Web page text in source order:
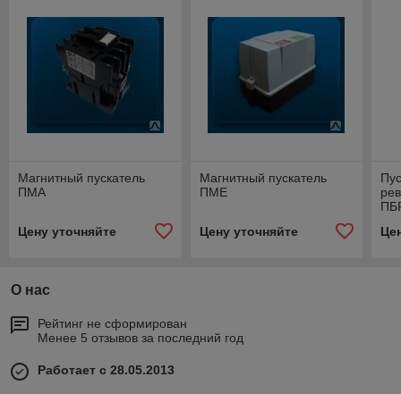
Магнитный пускатель
ПМА
Цену уточняйте
Магнитный пускатель
ПМЕ
Цену уточняйте
О нас
Рейтинг не сформирован
Менее 5 отзывов за последний год
Работает с 28.05.2013